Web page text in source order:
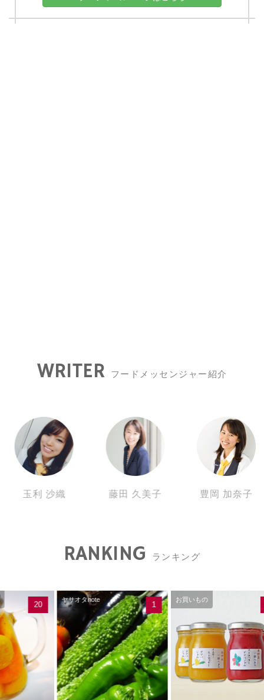
WRITER フードメッセンジャー紹介
玉利 沙織 藤田 久美子 豊岡 加奈子
RANKING ランキング
20
ヤサオタnote
1
お買いもの